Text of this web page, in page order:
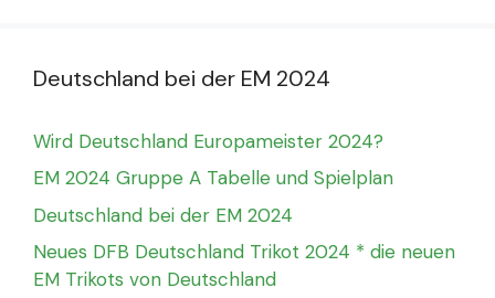
Deutschland bei der EM 2024
Wird Deutschland Europameister 2024?
EM 2024 Gruppe A Tabelle und Spielplan
Deutschland bei der EM 2024
Neues DFB Deutschland Trikot 2024 * die neuen
EM Trikots von Deutschland